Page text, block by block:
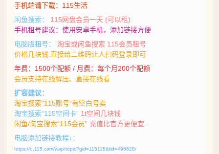
手机端请下载：115生活
闲鱼搜索： 115网盘会员一天 (可以租)
手机租号建议：使用安卓手机，添加链接方便
电脑版租号： 淘宝或闲鱼搜索 115会员租号
价格几块钱.直接给二维码让人扫码登录即可
年费：1500个配额 / 月费：每个月200个配额
会员支持在线解压、直接在线看
扩容建议：
淘宝搜索“115账号”有空白号卖
淘宝搜索“115空间卡” 1t空间几块钱
闲鱼/淘宝搜索“115会员” 充值比官方更便宜
电脑添加链接教程↓：
https://q.115.com/wap/topic?gid=115115&tid=496628/